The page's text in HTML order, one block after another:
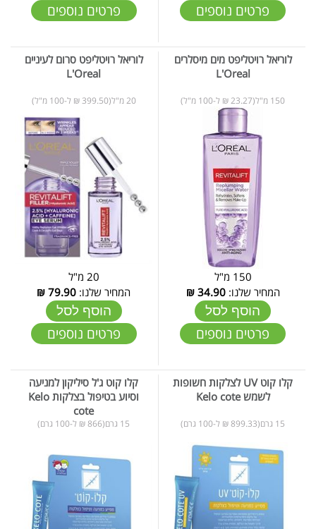
פרטים נוספים פרטים נוספים
לוריאל רויטליפט מים מיסלרים
L'Oreal
150 מ"ל(23.27 ₪ ל-100 מ"ל)
150 מ"ל
המחיר שלנו:34.90
₪
הוסף לסל
פרטים נוספים
לוריאל רויטליפט סרום לעיניים
L'Oreal
20 מ"ל(399.50 ₪ ל-100 מ"ל)
20 מ"ל
המחיר שלנו: 79.90
₪
הוסף לסל
פרטים נוספים
קלו קוט UV לצלקות חשופות
לשמש Kelo cote
15 גרם(899.33 ₪ ל-100 גרם)
קלו קוט ג'ל סיליקון למניעה
וסיוע בטיפול בצלקות Kelo
cote
15 גרם(866 ₪ ל-100 גרם)